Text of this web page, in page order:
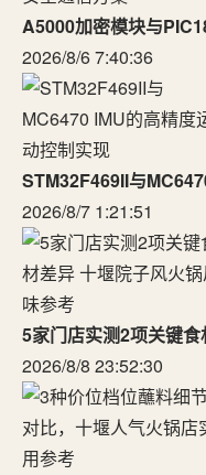
A5000加密模块与
2026/8/6 7:40:36
STM32F469II与
2026/8/7 1:21:51
5家门店实测2项关键
2026/8/8 23:52:30